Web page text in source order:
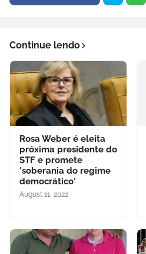
Continue lendo
Rosa Weber é eleita
próxima presidente do
STF e promete
'soberania do regime
democrático'
August 11, 2022